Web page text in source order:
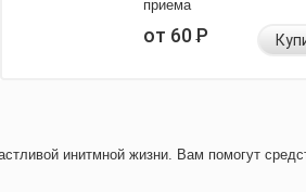
приема
от 60Р
инитмной жизни. Вам помогут